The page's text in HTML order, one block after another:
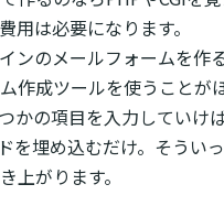
用は必要になります。
ンのメールフォームを作
作成ツールを使うことが
かの項目を入力していけ
を埋め込むだけ。そうい
上がります。